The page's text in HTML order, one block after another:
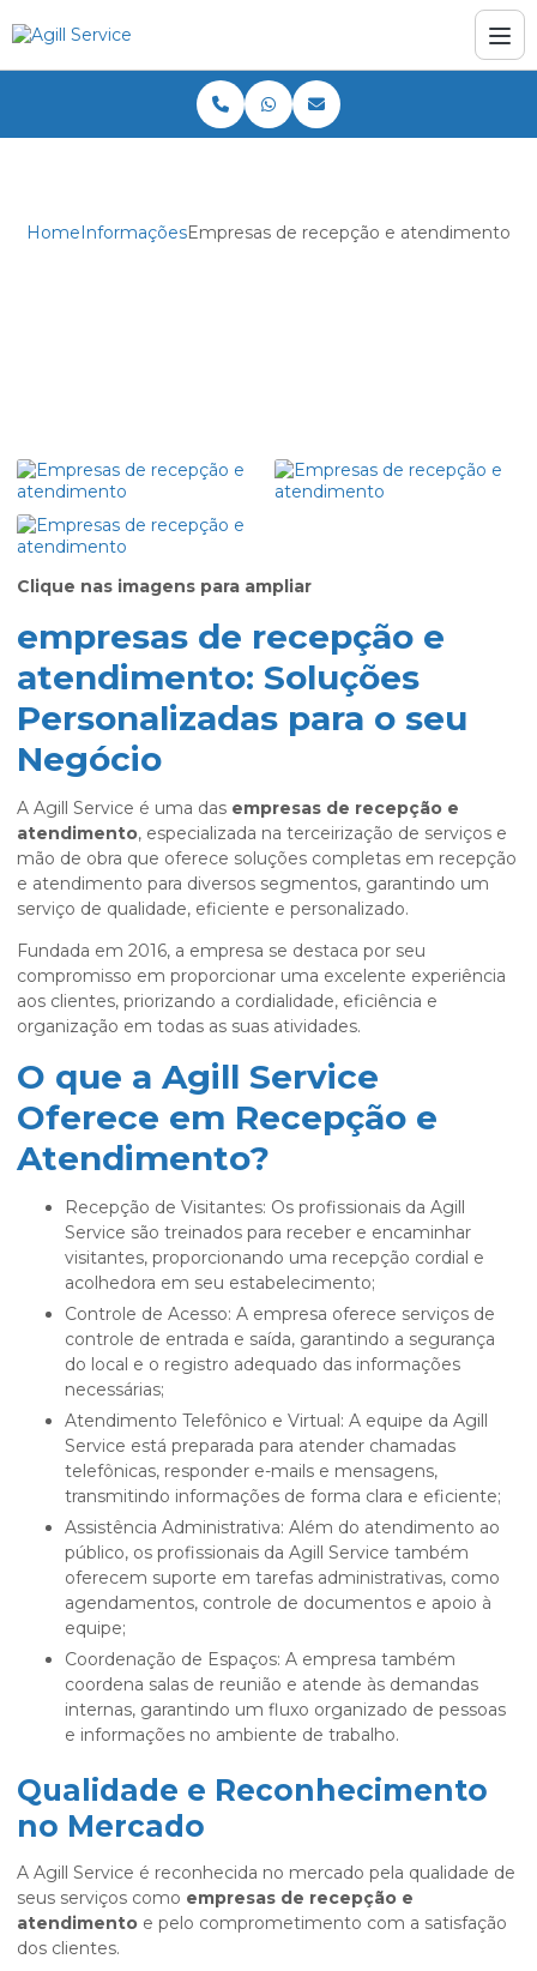
HomeInformaçõesEmpresas de recepção e atendimento
Clique nas imagens para ampliar
empresas de recepção e
atendimento: Soluções
Personalizadas para o seu
Negócio
A Agill Service é uma das empresas de recepção e
atendimento, especializada na terceirização de serviços e
mão de obra que oferece soluções completas em recepção
e atendimento para diversos segmentos, garantindo um
serviço de qualidade, eficiente e personalizado.
Fundada em 2016, a empresa se destaca por seu
compromisso em proporcionar uma excelente experiência
aos clientes, priorizando a cordialidade, eficiência e
organização em todas as suas atividades.
O que a Agill Service
Oferece em Recepção e
Atendimento?
Recepção de Visitantes: Os profissionais da Agill
Service são treinados para receber e encaminhar
visitantes, proporcionando uma recepção cordial e
acolhedora em seu estabelecimento;
Controle de Acesso: A empresa oferece serviços de
controle de entrada e saída, garantindo a segurança
do local e o registro adequado das informações
necessárias;
Atendimento Telefônico e Virtual: A equipe da Agill
Service está preparada para atender chamadas
telefônicas, responder e-mails e mensagens,
transmitindo informações de forma clara e eficiente;
Assistência Administrativa: Além do atendimento ao
público, os profissionais da Agill Service também
oferecem suporte em tarefas administrativas, como
agendamentos, controle de documentos e apoio à
equipe;
Coordenação de Espaços: A empresa também
coordena salas de reunião e atende às demandas
internas, garantindo um fluxo organizado de pessoas
e informações no ambiente de trabalho.
Qualidade e Reconhecimento
no Mercado
A Agill Service é reconhecida no mercado pela qualidade de
seus serviços como empresas de recepção e
atendimento e pelo comprometimento com a satisfação
dos clientes.